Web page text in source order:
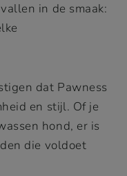
in de smaak:
dat Pawness
en stijl. Of je
hond, er is
die voldoet